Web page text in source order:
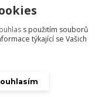
2024 - Všechny práva
s použitím souborů
týkající se Vašich